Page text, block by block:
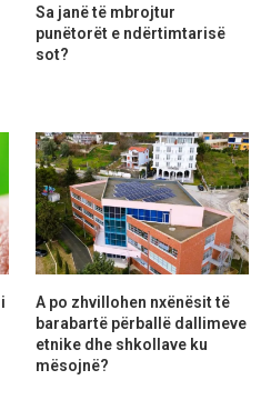
Sa janë të mbrojtur
punëtorët e ndërtimtarisë
sot?
A po zhvillohen nxënësit të
barabartë përballë dallimeve
etnike dhe shkollave ku
mësojnë?